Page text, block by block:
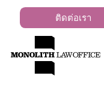
ติดต่อเรา